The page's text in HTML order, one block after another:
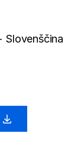
Slovenščina